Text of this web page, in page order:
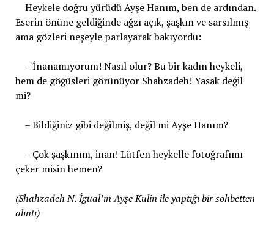
Heykele doğru yürüdü Ayşe Hanım, ben de ardından.
Eserin önüne geldiğinde ağzı açık, şaşkın ve sarsılmış
ama gözleri neşeyle parlayarak bakıyordu:
– İnanamıyorum! Nasıl olur? Bu bir kadın heykeli,
hem de göğüsleri görünüyor Shahzadeh! Yasak değil
mi?
– Bildiğiniz gibi değilmiş, değil mi Ayşe Hanım?
– Çok şaşkınım, inan! Lütfen heykelle fotoğrafımı
çeker misin hemen?
(Shahzadeh N. İgual’ın Ayşe Kulin ile yaptığı bir sohbetten
alıntı)